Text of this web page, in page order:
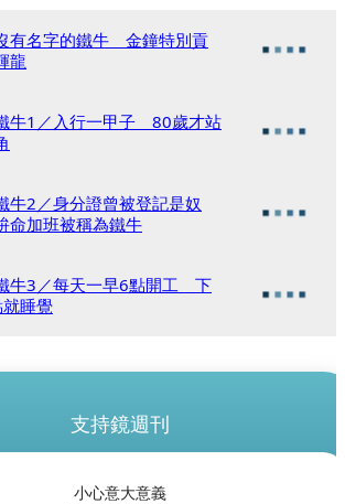
有名字的鐵牛 金鐘特別貢
龍
牛1／入行一甲子 80歲才站
牛2／身分證曾被登記是奴
加班被稱為鐵牛
牛3／每天一早6點開工 下
睡覺
支持鏡週刊
小心意大意義